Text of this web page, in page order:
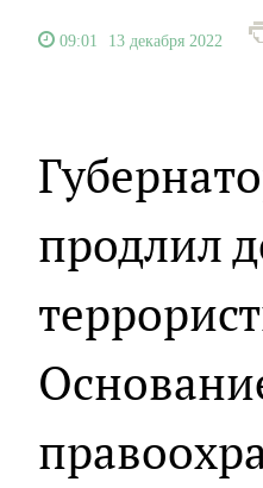
09:01 13 декабря 2022
продлил